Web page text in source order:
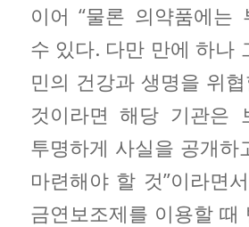
이어 “물론 의약품에는
수 있다. 다만 만에 하나
민의 건강과 생명을 위
것이라면 해당 기관은
투명하게 사실을 공개하
마련해야 할 것”이라면
금연보조제를 이용할 때